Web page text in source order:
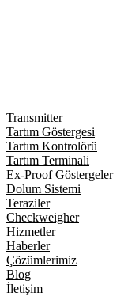
Transmitter
Tartım Göstergesi
Tartım Kontrolörü
Tartım Terminali
Ex-Proof Göstergeler
Dolum Sistemi
Teraziler
Checkweigher
Hizmetler
Haberler
Çözümlerimiz
Blog
İletişim